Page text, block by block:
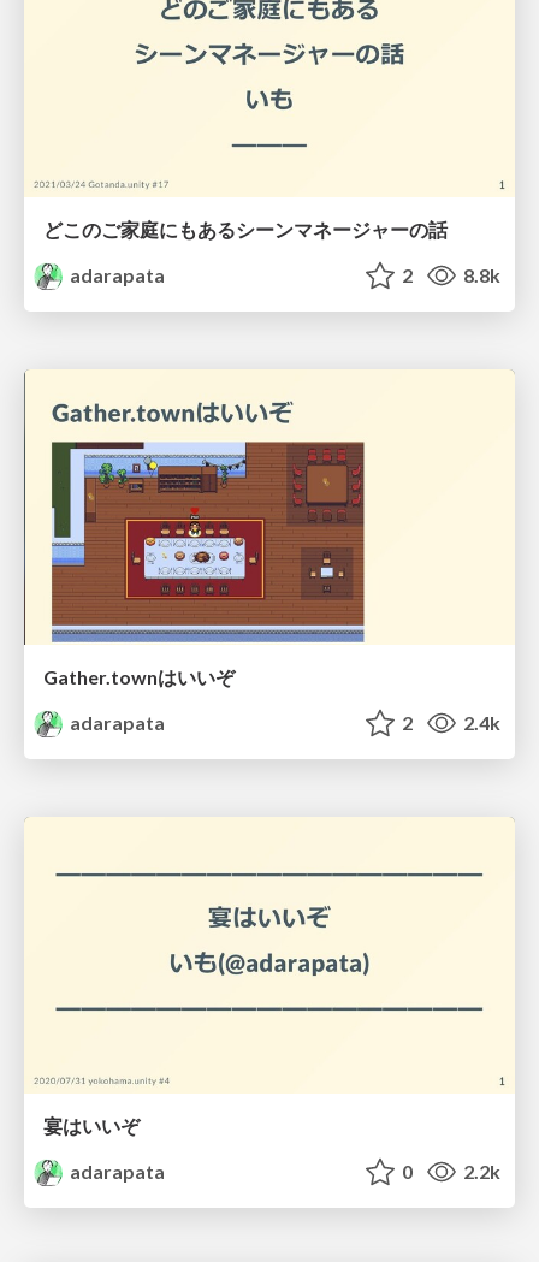
どこのご家庭にもあるシーンマネージャーの話
adarapata
2 8.8k
Gather.townはいいぞ
adarapata
2 2.4k
宴はいいぞ
adarapata
0 2.2k